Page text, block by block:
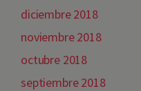
diciembre 2018
noviembre 2018
octubre 2018
septiembre 2018